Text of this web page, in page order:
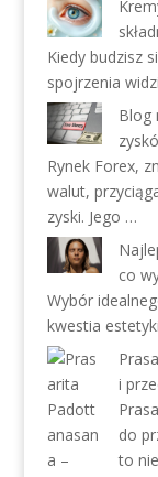
Kiedy budzisz
spojrzenia
Blog
Rynek Forex,
walut,
zyski. Jego …
co
Wybór
kwestia
i
do
to